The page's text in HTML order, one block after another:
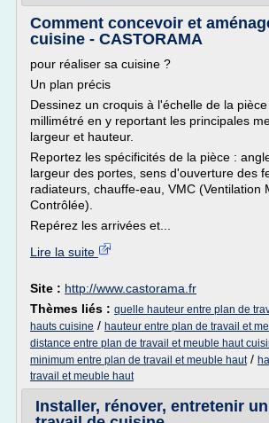
Comment concevoir et
cuisine - CASTORAMA
pour réaliser sa cuisine ?
Un plan précis
Dessinez un croquis à l'échelle de la
millimétré en y reportant les principales
largeur et hauteur.
Reportez les spécificités de la pièce :
largeur des portes, sens d'ouverture des
radiateurs, chauffe-eau, VMC (Ventilation
Contrôlée).
Repérez les arrivées et...
Lire la suite
Site : http://www.castorama.fr
Thèmes liés : quelle hauteur entre plan de
hauts cuisine / hauteur entre plan de travail et
distance entre plan de travail et meuble haut
minimum entre plan de travail et meuble haut/
travail et meuble haut
Installer, rénover, entretenir